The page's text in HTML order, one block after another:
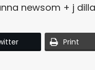
newsom + j
Print